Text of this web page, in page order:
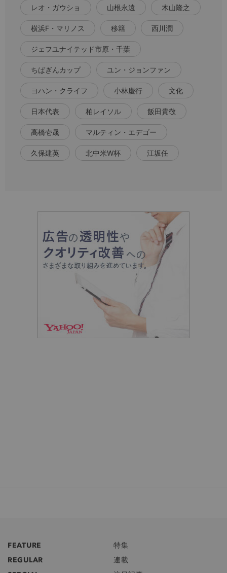
レオ・ガウショ 山根永遠 木山隆之
横浜F・マリノス 移籍 西川潤
ジェフユナイテッド市原・千葉
ちばぎんカップ ユン・ジョンファン
ヨハン・クライフ 小林慶行 文化
日本代表 柏レイソル 飯田貴敬
高橋壱晟 マルティン・エデゴー
久保建英 北中米W杯 江坂任
FEATURE
特集
REGULAR
連載